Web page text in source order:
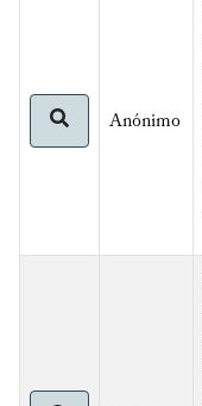
Anónimo